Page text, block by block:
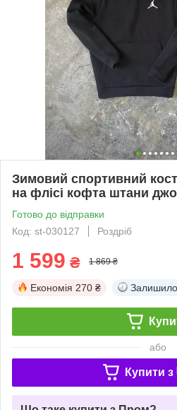
Зимовий спортивний
на флісі кофта штани
Готово до відправки
Код: st-030127
Роздріб
1 599 ₴ 1 869 ₴
Економія 270 ₴
або
Купити з